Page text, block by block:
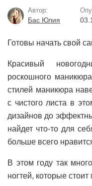
Автор:
Бас Юлия
Готовы начать свой
Красивый
роскошного
стилей маникюра
с чистого листа в
дизайнов до
найдет что-то для
больше всего
В этом году так
ногтей, которые стоит